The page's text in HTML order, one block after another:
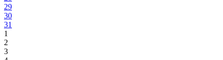
29
30
31
1
2
3